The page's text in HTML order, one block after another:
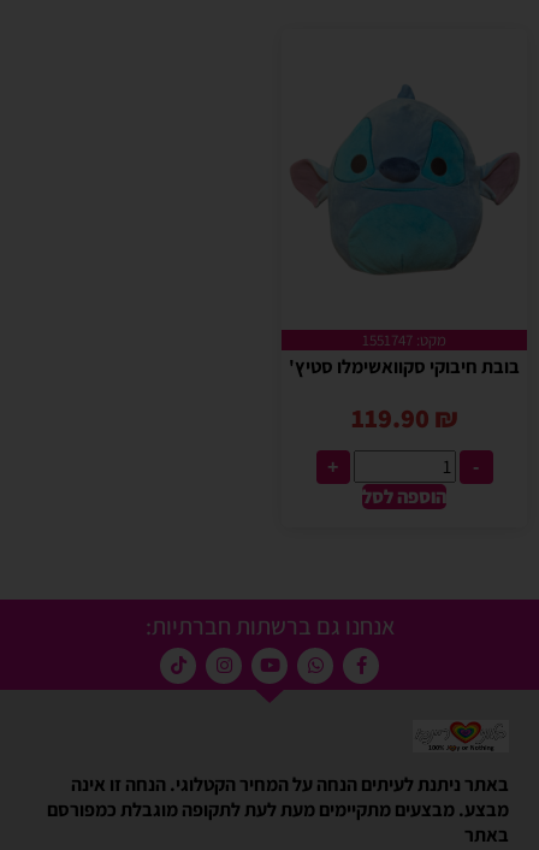
מקט: 1551747
בובת חיבוקי סקוואשימלו סטיץ'
119.90 ₪
-
+
הוספה לסל
אנחנו גם ברשתות חברתיות:
באתר ניתנת לעיתים הנחה על המחיר הקטלוגי. הנחה זו אינה
מבצע. מבצעים מתקיימים מעת לעת לתקופה מוגבלת כמפורסם
באתר